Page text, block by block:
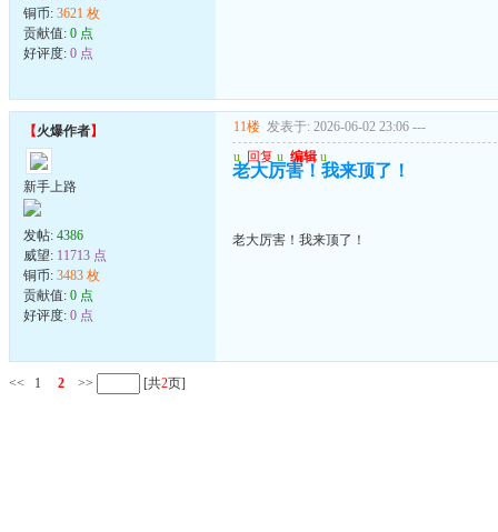
铜币: 3621 枚
贡献值: 0 点
好评度: 0 点
【火爆作者】
新手上路
发帖: 4386
威望: 11713 点
铜币: 3483 枚
贡献值: 0 点
好评度: 0 点
11楼 发表于: 2026-06-02 23:06 ---
u 回复 u 编辑 u
老大厉害！我来顶了！
老大厉害！我来顶了！
<< 1 2 >> [共2页]